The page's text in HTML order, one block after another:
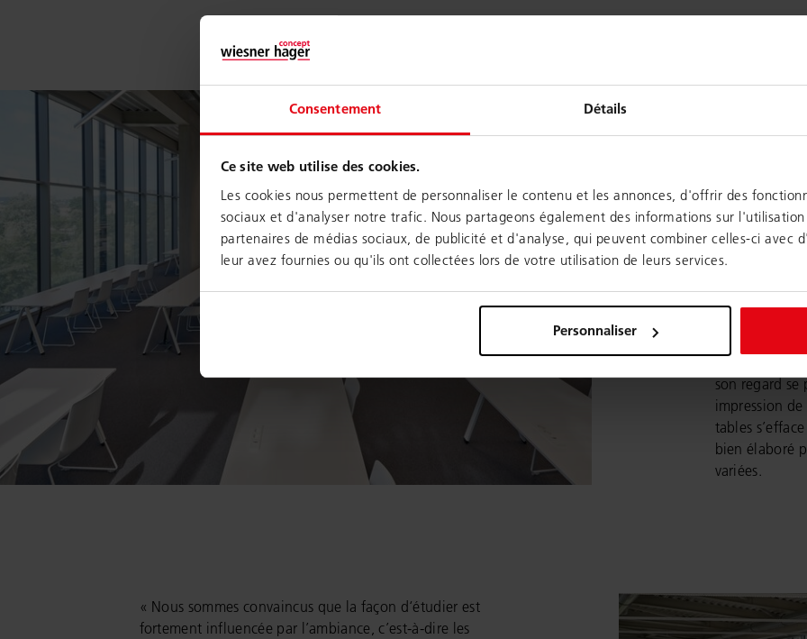
Consentement Détails
Ce site web utilise des cookies.
Les cookies nous permettent de personnaliser le contenu et les annonces, d'offrir des
sociaux et d'analyser notre trafic. Nous partageons également des informations sur
partenaires de médias sociaux, de publicité et d'analyse, qui peuvent combiner celles-ci avec
leur avez fournies ou qu'ils ont collectées lors de votre utilisation de leurs services.
Personnaliser
Du
Sur une
en carré et
bâtiment de
aux étudiants
étudier et
remarque
par les axes
Le plafond
une
son regard se
impression
tables
bien élaboré
variées.
« Nous sommes convaincus que la façon d‘étudier est
fortement influencée par l’ambiance, c’est-à-dire les